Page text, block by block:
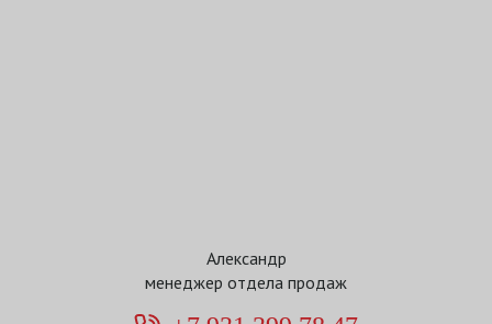
Александр
менеджер отдела продаж